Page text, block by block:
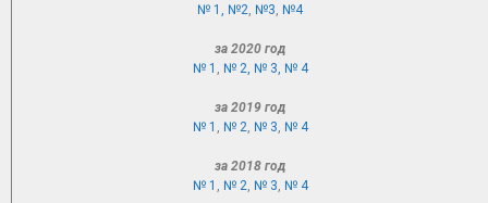
№ 1,
№2 №3 №4
за 2020 год
№ 1
№ 2, № 3, № 4
за 2019 год
№ 1
№ 2 № 3 № 4
за 2018 год
№ 1
№ 2 № 3 № 4